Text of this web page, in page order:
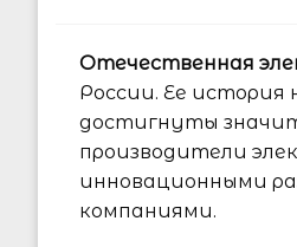
Отечественная
России. Ее
достигнуты
производители
инновационными
компаниями.